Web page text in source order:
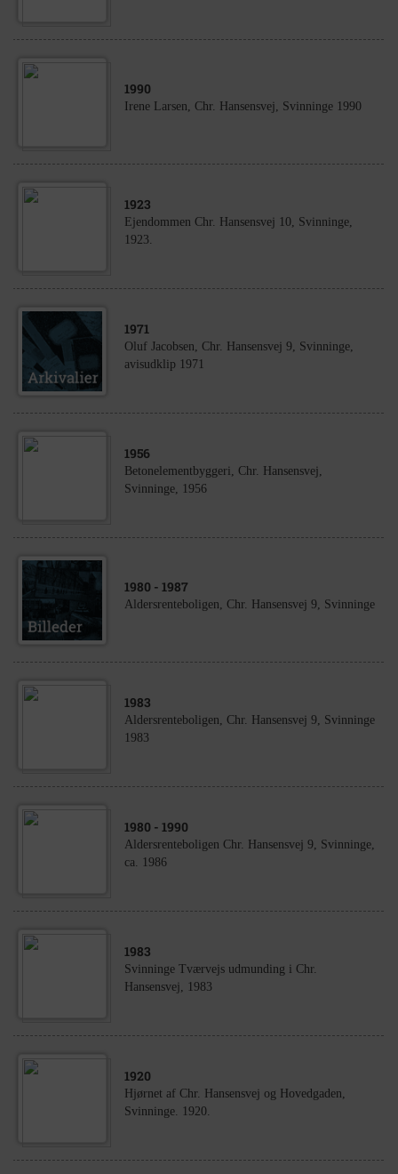
1990
Irene Larsen, Chr. Hansensvej, Svinninge 1990
1923
Ejendommen Chr. Hansensvej 10, Svinninge,
1923.
1971
Oluf Jacobsen, Chr. Hansensvej 9, Svinninge,
avisudklip 1971
1956
Betonelementbyggeri, Chr. Hansensvej,
Svinninge, 1956
1980 - 1987
Aldersrenteboligen, Chr. Hansensvej 9, Svinninge
1983
Aldersrenteboligen, Chr. Hansensvej 9, Svinninge
1983
1980 - 1990
Aldersrenteboligen Chr. Hansensvej 9, Svinninge,
ca. 1986
1983
Svinninge Tværvejs udmunding i Chr.
Hansensvej, 1983
1920
Hjørnet af Chr. Hansensvej og Hovedgaden,
Svinninge. 1920.